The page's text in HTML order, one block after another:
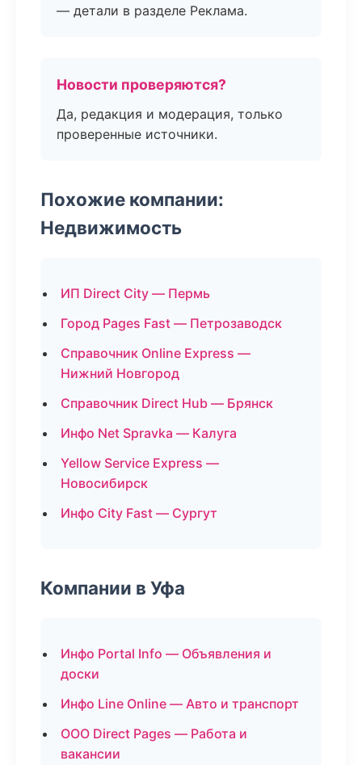
— детали в разделе Реклама.
Новости проверяются?
Да, редакция и модерация, только
проверенные источники.
Похожие компании:
Недвижимость
ИП Direct City — Пермь
Город Pages Fast — Петрозаводск
Справочник Online Express —
Нижний Новгород
Справочник Direct Hub — Брянск
Инфо Net Spravka — Калуга
Yellow Service Express —
Новосибирск
Инфо City Fast — Сургут
Компании в Уфа
Инфо Portal Info — Объявления и
доски
Инфо Line Online — Авто и транспорт
ООО Direct Pages — Работа и
вакансии